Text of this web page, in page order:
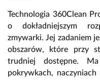
Technologia 360Clean
o dokładniejszym
zmywarki. Jej zadaniem
obszarów, które przy
trudniej dostępne. Ma
pokrywkach,